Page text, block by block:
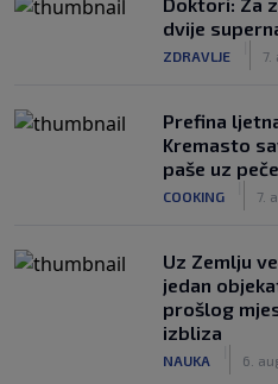
dvije
ZDRAVLJE 7.
Prefina
Kremasto
paše uz
COOKING 7.
Uz Zemlju
jedan
prošlog
izbliza
NAUKA 6.